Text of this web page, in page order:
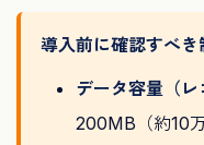
導入前に確認すべき
データ容量（レ
200MB（約10